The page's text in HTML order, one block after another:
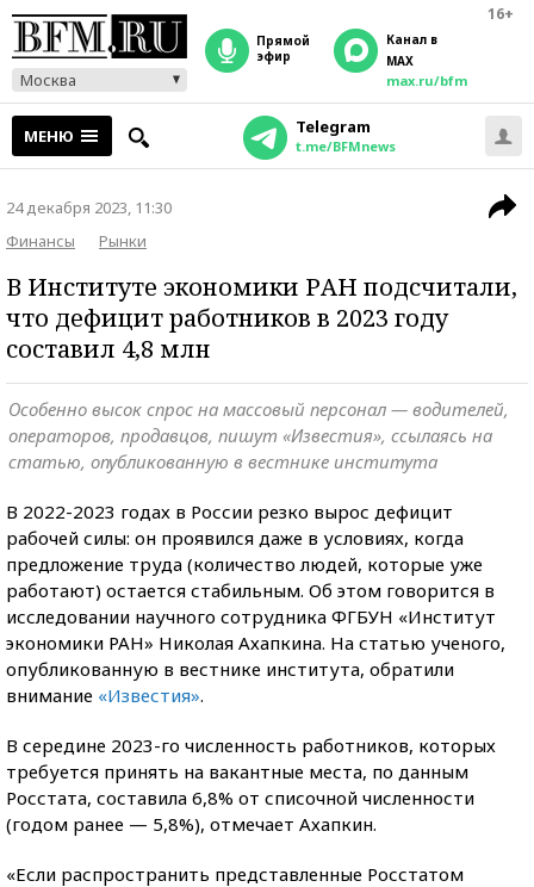
16+
Москва
прямой
эфир
Канал в
MAX
max.ru/bfm
МЕНЮ Telegram
t.me/BFMnews
24 декабря 2023, 11:30
Финансы
Рынки
В Институте экономики РАН подсчитали,
что дефицит работников в 2023 году
составил 4,8 млн
Особенно высок спрос на массовый персонал — водителей,
операторов, продавцов, пишут «Известия», ссылаясь на
статью, опубликованную в вестнике института
В 2022-2023 годах в России резко вырос дефицит
рабочей силы: он проявился даже в условиях, когда
предложение труда (количество людей, которые уже
работают) остается стабильным. Об этом говорится в
исследовании научного сотрудника ФГБУН «Институт
экономики РАН» Николая Ахапкина. На статью ученого,
опубликованную в вестнике института, обратили
внимание «Известия».
В середине 2023-го численность работников, которых
требуется принять на вакантные места, по данным
Росстата, составила 6,8% от списочной численности
(годом ранее — 5,8%), отмечает Ахапкин.
«Если распространить представленные Росстатом